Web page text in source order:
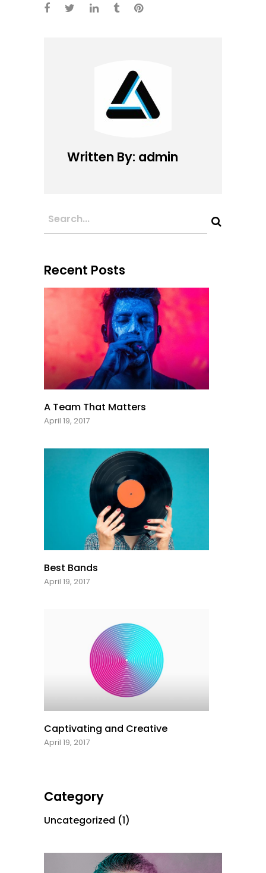
Written By: admin
Recent Posts
A Team That Matters
April 19, 2017
Best Bands
April 19, 2017
Captivating and Creative
April 19, 2017
Category
Uncategorized (1)